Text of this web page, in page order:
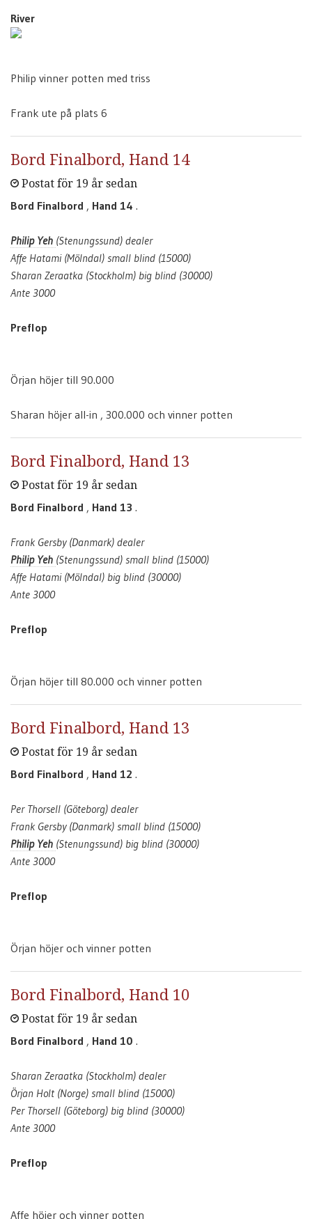
River
Philip vinner potten med triss
Frank ute på plats 6
Bord Finalbord, Hand 14
Postat för 19 år sedan
Bord Finalbord , Hand 14 .
Philip Yeh (Stenungssund) dealer
Affe Hatami (Mölndal) small blind (15000)
Sharan Zeraatka (Stockholm) big blind (30000)
Ante 3000
Preflop
Örjan höjer till 90.000
Sharan höjer all-in , 300.000 och vinner potten
Bord Finalbord, Hand 13
Postat för 19 år sedan
Bord Finalbord , Hand 13 .
Frank Gersby (Danmark) dealer
Philip Yeh (Stenungssund) small blind (15000)
Affe Hatami (Mölndal) big blind (30000)
Ante 3000
Preflop
Örjan höjer till 80.000 och vinner potten
Bord Finalbord, Hand 13
Postat för 19 år sedan
Bord Finalbord , Hand 12 .
Per Thorsell (Göteborg) dealer
Frank Gersby (Danmark) small blind (15000)
Philip Yeh (Stenungssund) big blind (30000)
Ante 3000
Preflop
Örjan höjer och vinner potten
Bord Finalbord, Hand 10
Postat för 19 år sedan
Bord Finalbord , Hand 10 .
Sharan Zeraatka (Stockholm) dealer
Örjan Holt (Norge) small blind (15000)
Per Thorsell (Göteborg) big blind (30000)
Ante 3000
Preflop
Affe höjer och vinner potten